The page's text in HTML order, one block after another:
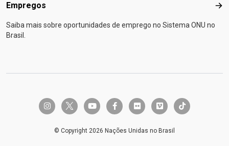
Empregos
Saiba mais sobre oportunidades de emprego no Sistema ONU no
Brasil.
instagramtwitter-x youtube facebook-fflickr vimeo tiktok
© Copyright 2026 Nações Unidas no Brasil